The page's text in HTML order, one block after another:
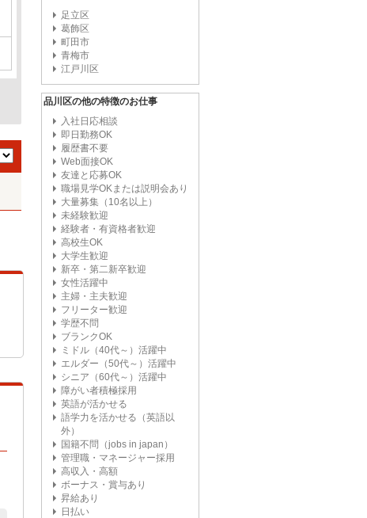
足立区
葛飾区
町田市
青梅市
江戸川区
品川区の他の特徴のお仕事
入社日応相談
即日勤務OK
履歴書不要
Web面接OK
友達と応募OK
職場見学OKまたは説明会あり
大量募集（10名以上）
未経験歓迎
経験者・有資格者歓迎
高校生OK
大学生歓迎
新卒・第二新卒歓迎
女性活躍中
主婦・主夫歓迎
フリーター歓迎
学歴不問
ブランクOK
ミドル（40代～）活躍中
エルダー（50代～）活躍中
シニア（60代～）活躍中
障がい者積極採用
英語が活かせる
語学力を活かせる（英語以
外）
国籍不問（jobs in japan）
管理職・マネージャー採用
高収入・高額
ボーナス・賞与あり
昇給あり
日払い